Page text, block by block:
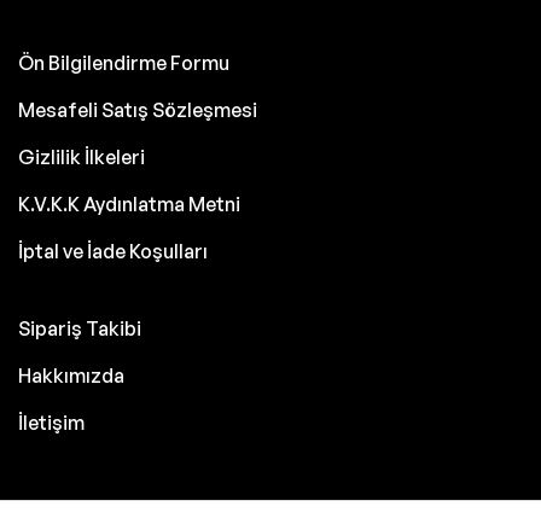
Ön Bilgilendirme Formu
Mesafeli Satış Sözleşmesi
Gizlilik İlkeleri
K.V.K.K Aydınlatma Metni
İptal ve İade Koşulları
Sipariş Takibi
Hakkımızda
İletişim